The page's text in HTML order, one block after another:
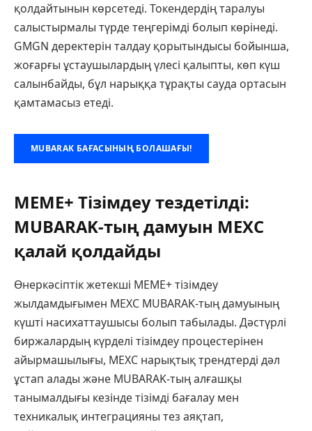
қолдайтынын көрсетеді. Токендердің таралуы
салыстырмалы түрде теңгерімді болып көрінеді.
GMGN деректерін талдау қорытындысы бойынша,
жоғарғы ұстаушылардың үлесі қалыпты, көп күш
салынбайды, бұл нарыққа тұрақты сауда ортасын
қамтамасыз етеді.
MUBARAK БАҒАСЫНЫҢ БОЛАШАҒЫ!
MEME+ Тізімдеу тездетілді:
MUBARAK-тың дамуын MEXC
қалай қолдайды
Өнеркәсіптік жетекші MEME+ тізімдеу
жылдамдығымен MEXC MUBARAK-тың дамуының
күшті насихаттаушысы болып табылады. Дәстүрлі
биржалардың күрделі тізімдеу процестерінен
айырмашылығы, MEXC нарықтық трендтерді дәл
ұстап алады және MUBARAK-тың алғашқы
танымалдығы кезінде тізімді бағалау мен
техникалық интеграцияны тез аяқтап,